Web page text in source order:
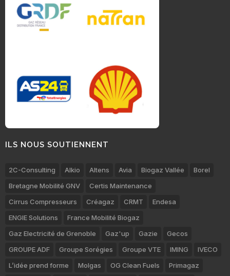
ILS NOUS SOUTIENNENT
2C-Consulting Alkio Altens Avia Biogaz Vallée
Borel
Bretagne Mobilité GNV
Certis Maintenance
Cirrus Compresseurs
Créagaz CRMT
Endesa
ENGIE Solutions
France Mobilité Biogaz
Gaz Electricité de Grenoble
Gaz'up Gazie
Gecos
GROUPE ADF
Groupe Sorégies Groupe VTE IMING
IVECO
L’idée prend forme
Molgas OG Clean Fuels
Primagaz